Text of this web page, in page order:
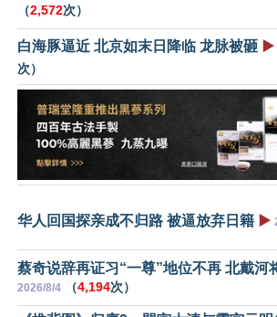
（2,572次）
白海豚逼近 北京如末日降临 龙脉被砸 ▶️
次）
华人回国探亲成不归路 被逼放弃日籍 ▶️
蔡奇说辞再证习“一尊”地位不再 北戴河
2026/8/4 （4,194次）